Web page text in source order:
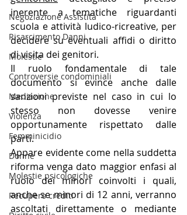
Negoziazione Assistita
Risarcimento Danni
Molestie
Controversie condominiali
Mediazione
Violenza
Femminicidio
Donne
Molestie psicologiche
Recupero crediti
inerente a tematiche riguardanti
scuola e attività ludico-ricreative, per
decidere su eventuali affidi o diritto
di visita dei genitori.
Il ruolo fondamentale di tale
documento si evince anche dalle
sanzioni previste nel caso in cui lo
stesso non dovesse venire
opportunamente rispettato dalle
parti.
Appare evidente come nella suddetta
riforma venga dato maggior enfasi al
ruolo dei minori coinvolti i quali,
anche se minori di 12 anni, verranno
ascoltati direttamente o mediante